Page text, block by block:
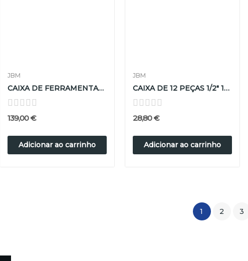
JBM
CAIXA DE FERRAMENTAS COM 21 PEÇAS DE 3/4"...
139,00 €
Adicionar ao carrinho
JBM
CAIXA DE 12 PEÇAS 1/2" 12 FACES
28,80 €
Adicionar ao carrinho
1 2 3